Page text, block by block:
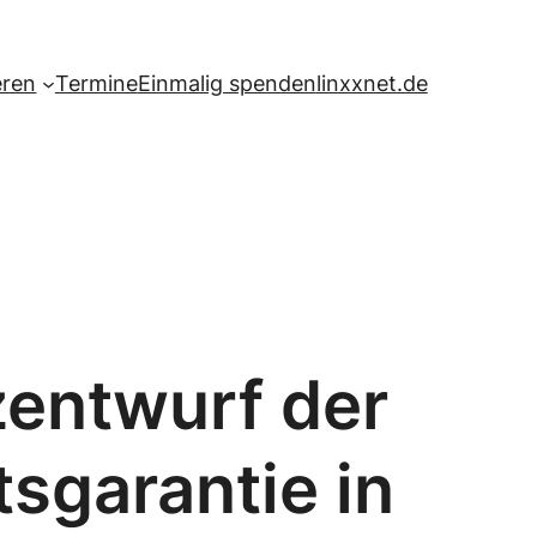
TermineEinmalig spendenlinxxnet.de
der
in